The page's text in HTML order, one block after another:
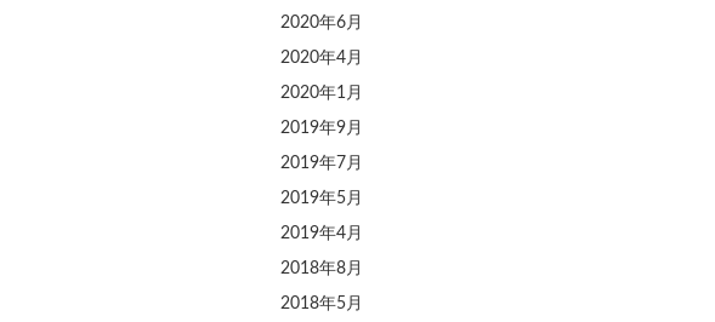
2020年6月
2020年4月
2020年1月
2019年9月
2019年7月
2019年5月
2019年4月
2018年8月
2018年5月